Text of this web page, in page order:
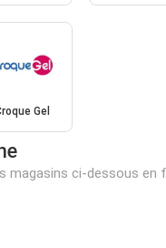
Gel
magasins ci-dessous